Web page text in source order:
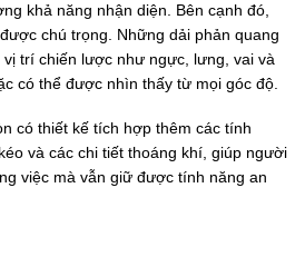
khả năng nhận diện. Bên cạnh đó,
chú trọng. Những dải phản quang
trí chiến lược như ngực, lưng, vai và
có thể được nhìn thấy từ mọi góc độ.
có thiết kế tích hợp thêm các tính
và các chi tiết thoáng khí, giúp người
việc mà vẫn giữ được tính năng an